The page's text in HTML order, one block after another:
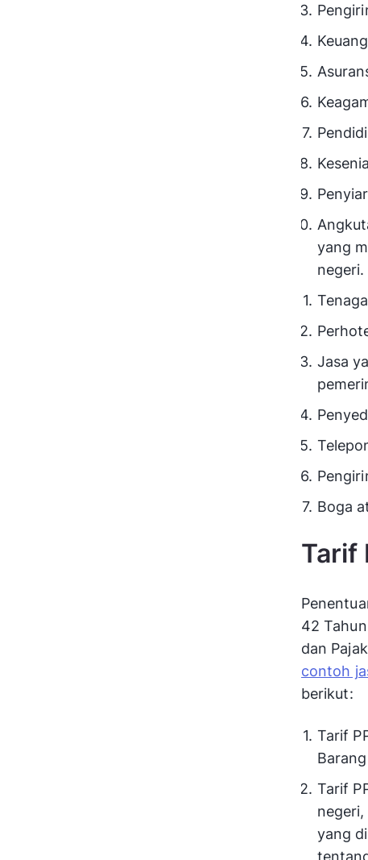
yang
negeri.
Jasa
Boga
Tarif
42
dan
contoh
berikut:
Tarif
Tarif
yang